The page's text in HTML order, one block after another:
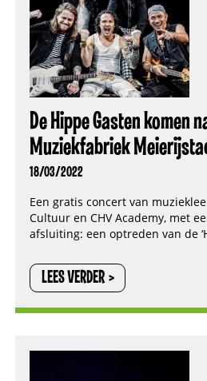
De Hippe Gasten komen
Muziekfabriek
18/03/2022
Een gratis concert van
Cultuur en CHV Academy, met
afsluiting: een optreden van de
LEES VERDER